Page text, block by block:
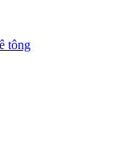
tông